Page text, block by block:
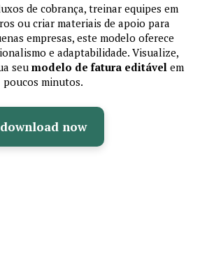
de cobrança, treinar equipes em
ou criar materiais de apoio para
empresas, este modelo oferece
e adaptabilidade. Visualize,
seu modelo de fatura editável em
poucos minutos.
download now